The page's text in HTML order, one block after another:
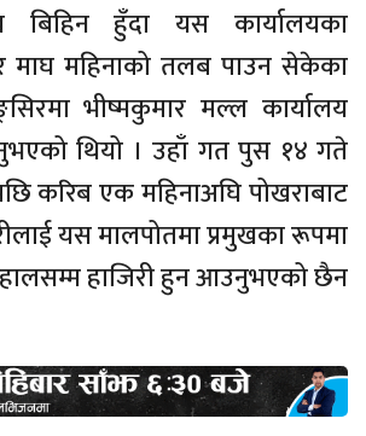
बिहिन हुँदा यस कार्यालयका
माघ महिनाको तलब पाउन सेकेका
भीष्मकुमार मल्ल कार्यालय
थियो । उहाँ गत पुस १४ गते
करिब एक महिनाअघि पोखराबाट
यस मालपोतमा प्रमुखका रूपमा
हाजिरी हुन आउनुभएको छैन